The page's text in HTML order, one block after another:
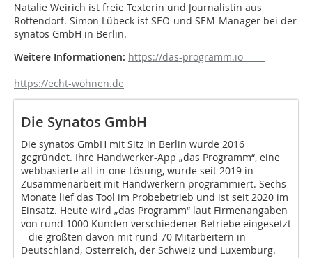
Natalie Weirich ist freie Texterin und Journalistin aus
Rottendorf. Simon Lübeck ist SEO-und SEM-Manager bei der
synatos GmbH in Berlin.
Weitere Informationen: https://das-programm.io
https://echt-wohnen.de
Die Synatos GmbH
Die synatos GmbH mit Sitz in Berlin wurde 2016
gegründet. Ihre Handwerker-App „das Programm“, eine
webbasierte all-in-one Lösung, wurde seit 2019 in
Zusammenarbeit mit Handwerkern programmiert. Sechs
Monate lief das Tool im Probebetrieb und ist seit 2020 im
Einsatz. Heute wird „das Programm“ laut Firmenangaben
von rund 1000 Kunden verschiedener Betriebe eingesetzt
– die größten davon mit rund 70 Mitarbeitern in
Deutschland, Österreich, der Schweiz und Luxemburg.